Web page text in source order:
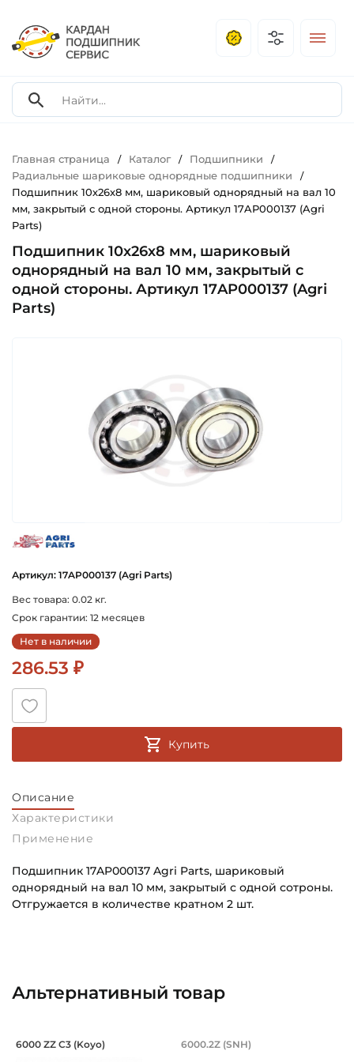
Главная страница / Каталог / Подшипники /
Радиальные шариковые однорядные подшипники /
Подшипник 10х26х8 мм, шариковый однорядный на вал 10
мм, закрытый с одной стороны. Артикул 17AP000137 (Agri
Parts)
Подшипник 10х26х8 мм, шариковый
однорядный на вал 10 мм, закрытый с
одной стороны. Артикул 17AP000137 (Agri
Parts)
Артикул: 17AP000137 (Agri Parts)
Вес товара: 0.02 кг.
Срок гарантии: 12 месяцев
Нет в наличии
286.53 ₽
Купить
Описание
Характеристики
Применение
Подшипник 17AP000137 Agri Parts, шариковый
однорядный на вал 10 мм, закрытый с одной сотроны.
Отгружается в количестве кратном 2 шт.
26 мм
8 мм
Сельскохозяйственная
Альтернативный товар
Подшипник 10х26х8, шариковый
6000 ZZ C3 (Koyo) Подшипник
6000.2Z (SNH)